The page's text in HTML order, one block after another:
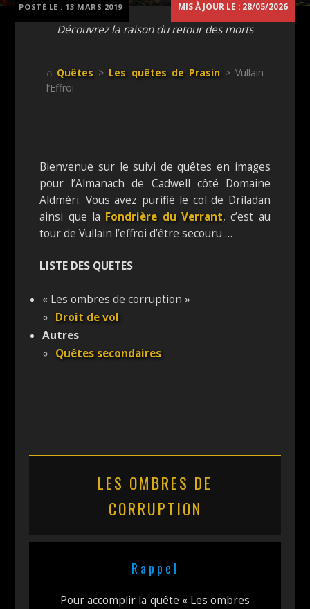
MIS À JOUR LE : 28/05/2026
Découvrez la raison du retour des morts
⌂ Quêtes > Les quêtes de Prasin > Vullain
l’Effroi
Bienvenue sur le suivi de quêtes en images
pour l’Almanach de Cadwell côté Domaine
Aldméri. Vous avez purifié le col de Driladan
ainsi que la Fondrière du Verrant, c’est au
tour de Vullain l’effroi d’être secouru …
LISTE DES QUETES
« Les ombres de corruption »
Droit de vol
Autres
Quêtes secondaires
LES OMBRES DE
CORRUPTION
Rappel
Pour accomplir la quête « Les ombres
POSTÉ LE : 13 MARS 2019